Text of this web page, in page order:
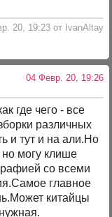
20, 19:23 от IvanAltay
04 Февр. 20, 19:26
где чего - все
различных
и тут и на али.Но
могу клише
со всеми
главное
китайцы